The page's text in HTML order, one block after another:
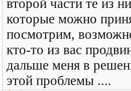
второй части те из
которые можно
посмотрим,
кто-то из вас
дальше меня в
этой проблемы ....